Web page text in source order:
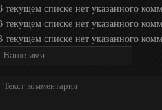
Русская Комедия
НТВ Хит
текущем списке нет указанного
текущем списке нет указанного
текущем списке нет указанного